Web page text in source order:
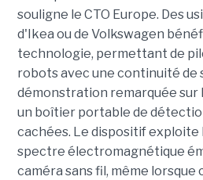
souligne le CTO Europe. Des
d'Ikea ou de Volkswagen
technologie, permettant de
robots avec une continuité
démonstration remarquée sur
un boîtier portable de
cachées. Le dispositif
spectre électromagnétique
caméra sans fil, même lorsque